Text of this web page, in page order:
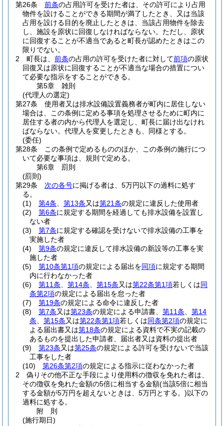
第26条
前条の占用許可を受けた者は、その許可により占用
物件を設けることができる期間が満了したとき、又は当該
占用を設ける目的を廃止したときは、当該占用物件を除去
し、施設を原状に回復しなければならない。 ただし、原状
に回復することが不適当であると町長が認めたときはこの
限りでない。
2
町長は、 前条の占用の許可を受けた者に対して前項の原状
回復又は原状に回復することが不適当な場合の措置につい
て必要な指示をすることができる。
第5章
雑則
(代理人の選定)
第27条
使用者又は排水設備設置義務者が町内に居住しない
場合は、この条例に定める事項を処理させるために町内に
居住する者の内から代理人を選定し、町長に届け出なけれ
ばならない。 代理人を変更したときも、同様とする。
(委任)
第28条
この条例で定めるもののほか、この条例の施行につ
いて必要な事項は、規則で定める。
第6章
罰則
(罰則)
第29条
次の各号に掲げる者は、5万円以下の過料に処す
る。
(1)
第4条 第13条又は第21条の規定に違反した使用者
(2)
第6条に規定する期間を経過しても排水設備を設置し
ない者
(3)
第7条に規定する確認を受けないで排水設備の工事を
実施した者
(4)
第9条の規定に違反して排水設備の新設等の工事を実
施した者
(5)
第10条第1項の規定による届出を同項に規定する期間
内に行わなかった者
(6)
第11条 第14条 第15条又は第22条第1項若しくは同
条第2項の規定による届出を怠った者
(7)
第19条の規定による命令に違反した者
(8)
第7条又は第23条の規定による申請書、 第11条
第14
条
第15条又は第22条第1項若しくは同条第2項の規定に
よる届出書又は第18条の規定による資料で不実の記載の
あるものを提出した申請者、届出者又は資料の提出者
(9)
第23条又は第25条の規定による許可を受けないで当該
工事をした者
(10)
第26条第2項の規定による指示に従わなかった者
2
偽りその他不正な手段により使用料の徴収を免れた者は、
その徴収を免れた金額の5倍に相当する金額(当該5倍に相当
する金額が5万円を超えないときは、5万円とする。)以下の
過料に処する。
附 則
(施行期日)